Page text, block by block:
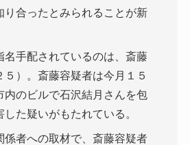
り合ったとみられることが新
名手配されているのは、斎藤
５）。斎藤容疑者は今月１５
内のビルで石沢結月さんを包
た疑いがもたれている。
係者への取材で、斎藤容疑者